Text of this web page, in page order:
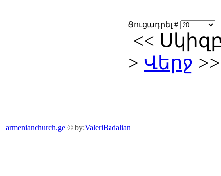
Ցուցադրել #
<<
> Վերջ >>
armenianchurch.ge © by:ValeriBadalian